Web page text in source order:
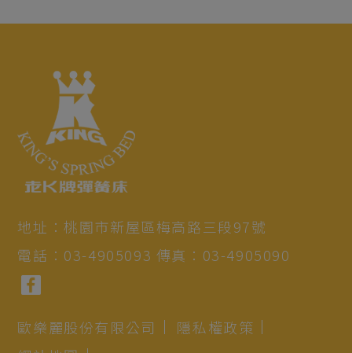
地址：桃園市新屋區梅高路三段97號
電話： 03-4905093 傳真： 03-4905090
歐樂麗股份有限公司
隱私權政策